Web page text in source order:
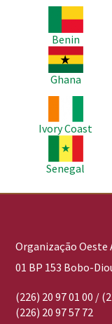
Benin
Imagem
Ghana
Ivory Coast
Imagem
Senegal
Organização Oeste
01 BP 153 Bobo-
(226) 20 97 01 00 /
(226) 20 97 57 72